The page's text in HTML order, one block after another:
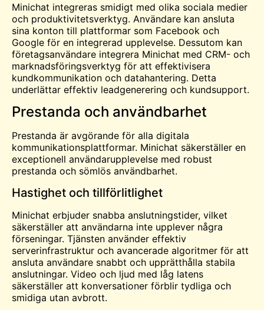
Minichat integreras smidigt med olika sociala medier
och produktivitetsverktyg. Användare kan ansluta
sina konton till plattformar som Facebook och
Google för en integrerad upplevelse. Dessutom kan
företagsanvändare integrera Minichat med CRM- och
marknadsföringsverktyg för att effektivisera
kundkommunikation och datahantering. Detta
underlättar effektiv leadgenerering och kundsupport.
Prestanda och användbarhet
Prestanda är avgörande för alla digitala
kommunikationsplattformar. Minichat säkerställer en
exceptionell användarupplevelse med robust
prestanda och sömlös användbarhet.
Hastighet och tillförlitlighet
Minichat erbjuder snabba anslutningstider, vilket
säkerställer att användarna inte upplever några
förseningar. Tjänsten använder effektiv
serverinfrastruktur och avancerade algoritmer för att
ansluta användare snabbt och upprätthålla stabila
anslutningar. Video och ljud med låg latens
säkerställer att konversationer förblir tydliga och
smidiga utan avbrott.